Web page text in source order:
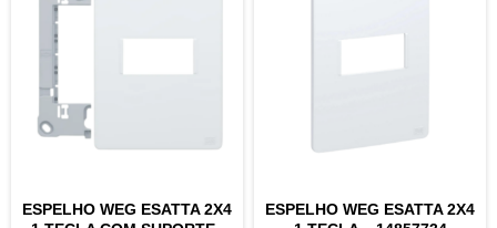
ESPELHO WEG ESATTA 2X4
ESPELHO WEG ESATTA 2X4